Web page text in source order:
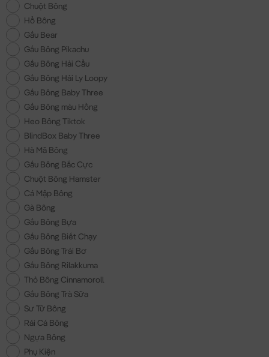
Chuột Bông
Hổ Bông
Gấu Bear
Gấu Bông Pikachu
Gấu Bông Hải Cẩu
Gấu Bông Hải Ly Loopy
Gấu Bông Baby Three
Gấu Bông màu Hồng
Heo Bông Tiktok
BlindBox Baby Three
Hà Mã Bông
Gấu Bông Bắc Cực
Chuột Bông Hamster
Cá Mập Bông
Gà Bông
Gấu Bông Bựa
Gấu Bông Biết Chạy
Gấu Bông Trái Bơ
Gấu Bông Rilakkuma
Thỏ Bông Cinnamoroll
Gấu Bông Trà Sữa
Sư Tử Bông
Rái Cá Bông
Ngựa Bông
Phụ Kiện